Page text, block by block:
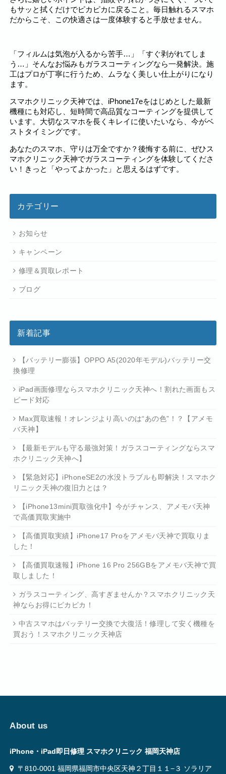
もサッと拭くだけでピカピカに戻ること。毎日触れるスマホ
だからこそ、この快適さは一度体験すると手放せません。
「フィルムは気泡が入るから苦手…」「すぐ剥がれてしま
う…」そんなお悩みもガラスコーティングなら一発解決。施
工はプロが丁寧に行うため、ムラなく美しい仕上がりになり
ます。
スマホクリニック天神では、iPhone17eをはじめとした最新
機種にも対応し、短時間で高品質なコーティングを提供して
います。大切なスマホを長くキレイに使いたいなら、今がベ
ストタイミングです。
あなたのスマホ、守りは万全ですか？後悔する前に、ぜひス
マホクリニック天神でガラスコーティングを体験してくださ
い！きっと「やってよかった」と思えるはずです。
カテゴリー
お知らせ
キャンペーン
修理＆買取レポート
ブログ
新着記事
【バッテリー膨張】OPPO A5(2020年モデル)バッテリー交
換修理
iPad画面修理ならスマホクリニック天神へ！割れた画面もス
ピード対応
Max買取速報！オレンジより高いのは“あの色”！？【アメモ
バ天神】
【最新モデルも守る最強対策！ガラスコーティングならスマ
ホクリニック天神へ】
【緊急対応】iPhoneSE2の水没トラブルも即解決！スマホク
リニック天神の復旧力とは？
【iPhone13mini買取強化中】今がチャンス、アメモバ天神
で高価買取実施中
【高価買取実績】iPhone17 Proをアメモバ天神で買取りま
した！
【高価買取速報】iPhone 16 Pro 256GBをアメモバ天神で買
取しました！
ガラスコーティング、高すぎませんか？スマホクリニック天
神ならお得にピカピカ！
中古スマホはバッテリー交換で大復活！修理して安く機種を
買おう！スマホクリニック天神店
About us
iPhone・iPad即日修理 スマホクリニック 福岡天神店
〒810-0001 福岡県福岡市中央区天神２丁目１１−３ ソラリア